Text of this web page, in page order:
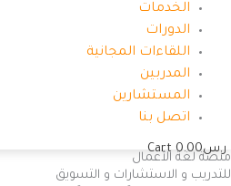
الخدمات
الدورات
اللقاءات المجانية
المدربين
المستشارين
اتصل بنا
ر.س0.00
Cart
منصة لغة الأعمال
للتدريب و الاستشارات و التسويق